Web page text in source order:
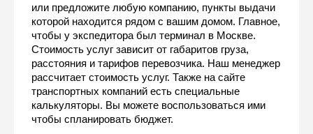
или предложите любую компанию, пункты выдачи
которой находится рядом с вашим домом. Главное,
чтобы у экспедитора был терминал в Москве.
Стоимость услуг зависит от габаритов груза,
расстояния и тарифов перевозчика. Наш менеджер
рассчитает стоимость услуг. Также на сайте
транспортных компаний есть специальные
калькуляторы. Вы можете воспользоваться ими
чтобы спланировать бюджет.